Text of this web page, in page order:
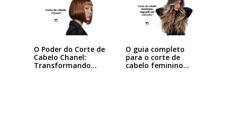
O Poder do Corte de
Cabelo Chanel:
Transformando
O guia completo
para o corte de
cabelo feminino…